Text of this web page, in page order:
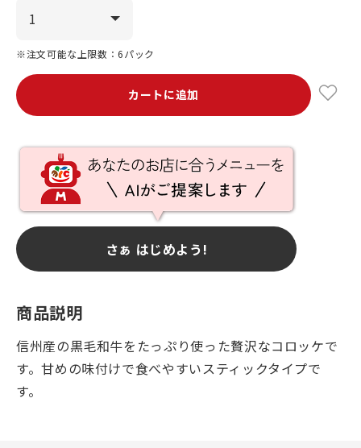
※注文可能な上限数：6パック
カートに追加
さぁ はじめよう!
商品説明
信州産の黒毛和牛をたっぷり使った贅沢なコロッケで
す。甘めの味付けで食べやすいスティックタイプで
す。